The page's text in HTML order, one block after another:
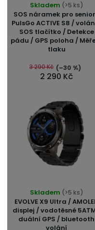
SOS náramek pro
PulsGo ACTIVE S8 /
SOS tlačítko / Detekce
pádu / GPS poloha /
tlaku
Skladem (>5 ks)
2 290 Kč
3 290 Kč (–30 %)
EVOLVE X9 Ultra /
displej / vodotěsné
duální GPS / bluetooth
volání
hodnocení
produktu
je
Skladem (>5 ks)